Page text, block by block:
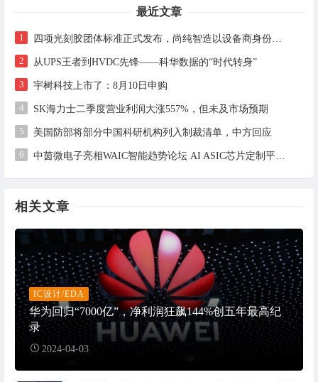
最近文章
1
2 从UPS王者到HVDC先锋——科华数据的“时代转身”
3 宇树科技上市了：8月10日申购
4 SK海力士二季度营业利润大涨557%，但未及市场预期
5 美国防部将部分中国科研机构列入制裁清单，中方回应
6
相关文章
IC设计/EDA
华为回归“7000亿”，净利润狂飙144%创五年最高纪
录
2024-04-03